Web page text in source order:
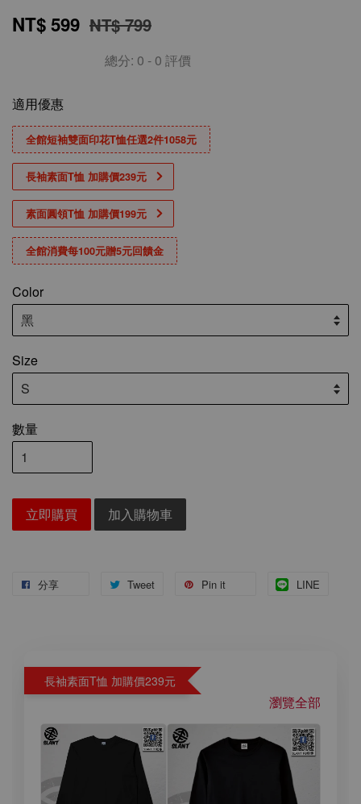
NT$ 599 NT$ 799
總分: 0 - 0 評價
適用優惠
全館短袖雙面印花T恤任選2件1058元
長袖素面T恤 加購價239元
素面圓領T恤 加購價199元
全館消費每100元贈5元回饋金
Color
Size
數量
立即購買 加入購物車
分享 Tweet Pin it LINE
長袖素面T恤 加購價239元
瀏覽全部